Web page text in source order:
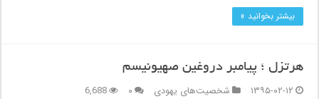
بیشتر بخوانید »
هرتزل ؛ پیامبر دروغین صهیونیسم
۱۳۹۵-۰۲-۱۲
شخصیت‌های یهودی ۰ 6,688